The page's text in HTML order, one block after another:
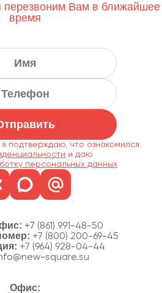
перезвоним Вам в ближайшее
время
подтверждаю, что ознакомился
персональных данных
+7 (861) 991-48-50
+7 (800) 200-69-45
+7 (964) 928-04-44
square.su